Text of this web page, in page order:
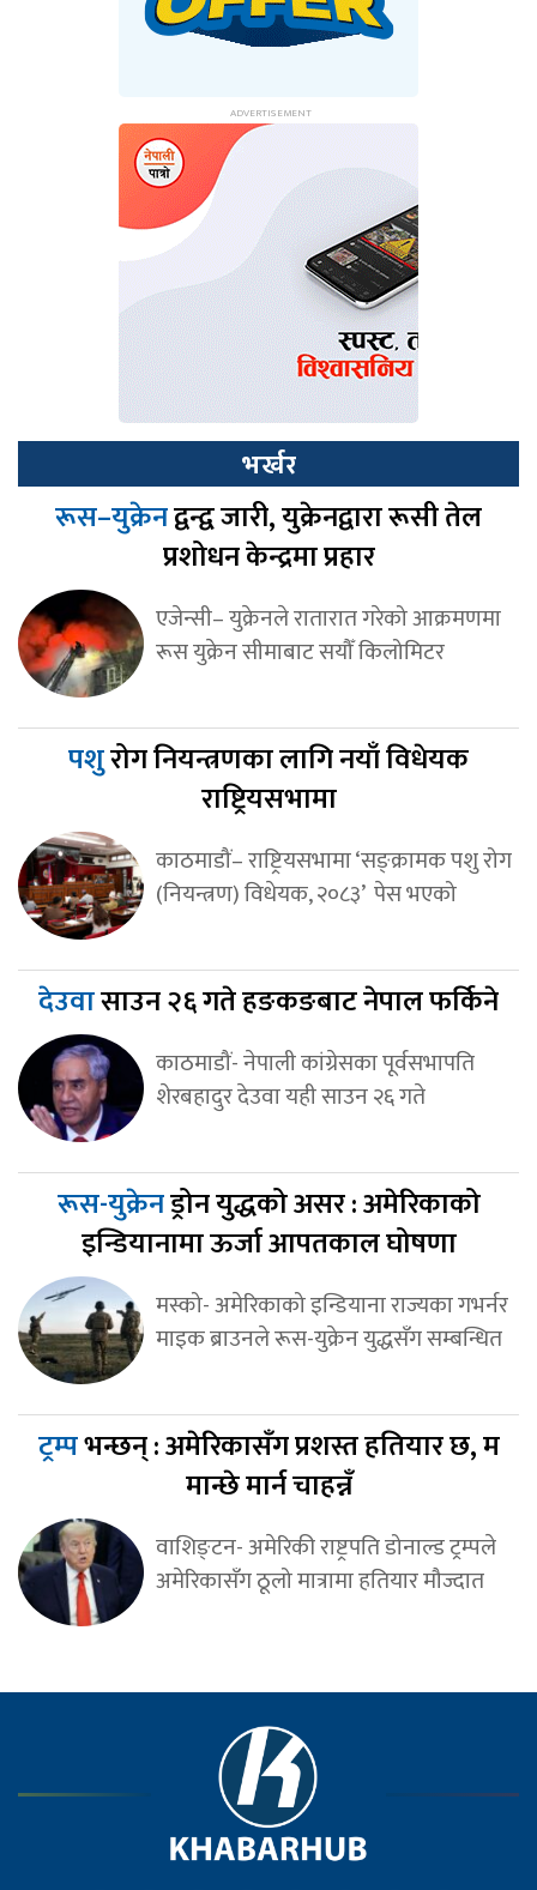
भर्खर
रूस–युक्रेनद्वन्द्व जारी, युक्रेनद्वारा रूसी तेल
प्रशोधन केन्द्रमा प्रहार
एजेन्सी– युक्रेनले रातारात गरेको आक्रमणमा
रूस युक्रेन सीमाबाट सयौँ किलोमिटर
पशुरोग नियन्त्रणका लागि नयाँ विधेयक
राष्ट्रियसभामा
काठमाडौं– राष्ट्रियसभामा ‘सङ्क्रामक पशु रोग
(नियन्त्रण) विधेयक, २०८३’ पेस भएको
देउवासाउन २६ गते हङकङबाट नेपाल फर्किने
काठमाडौं- नेपाली कांग्रेसका पूर्वसभापति
शेरबहादुर देउवा यही साउन २६ गते
रूस-युक्रेनड्रोन युद्धको असर : अमेरिकाको
इन्डियानामा ऊर्जा आपतकाल घोषणा
मस्को- अमेरिकाको इन्डियाना राज्यका गभर्नर
माइक ब्राउनले रूस-युक्रेन युद्धसँग सम्बन्धित
ट्रम्पभन्छन् : अमेरिकासँग प्रशस्त हतियार छ, म
मान्छे मार्न चाहन्नँ
वाशिङ्टन- अमेरिकी राष्ट्रपति डोनाल्ड ट्रम्पले
अमेरिकासँग ठूलो मात्रामा हतियार मौज्दात